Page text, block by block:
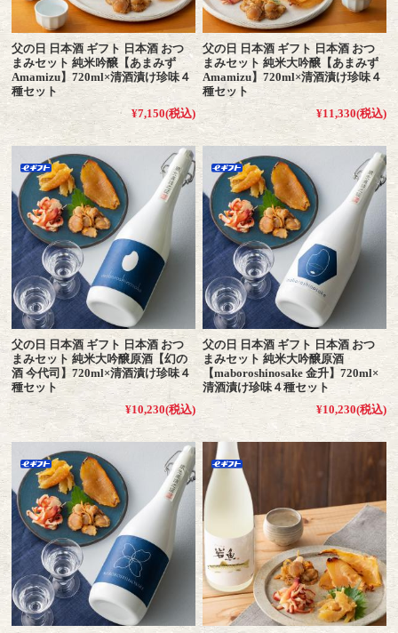
父の日 日本酒 ギフト 日本酒 おつ
まみセット 純米吟醸【あまみず
Amamizu】720ml×清酒漬け珍味４
種セット
¥7,150(税込)
父の日 日本酒 ギフト 日本酒 おつ
まみセット 純米大吟醸【あまみず
Amamizu】720ml×清酒漬け珍味４
種セット
¥11,330(税込)
父の日 日本酒 ギフト 日本酒 おつ
まみセット 純米大吟醸原酒【幻の
酒 今代司】720ml×清酒漬け珍味４
種セット
¥10,230(税込)
父の日 日本酒 ギフト 日本酒 おつ
まみセット 純米大吟醸原酒
【maboroshinosake 金升】720ml×
清酒漬け珍味４種セット
¥10,230(税込)